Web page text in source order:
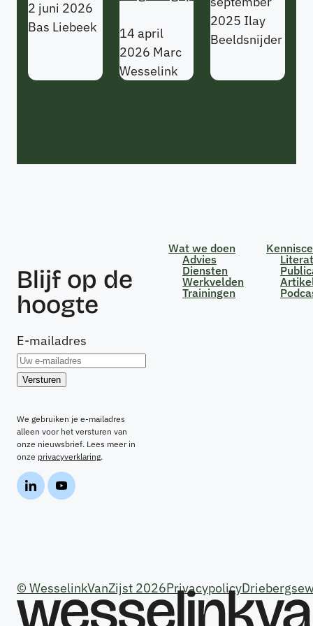
2 juni 2026
Bas Liebeek
14 april
2026 Marc
Wesselink
2025 Ilay
Beeldsnijder
Blijf op de
hoogte
E-mailadres
We gebruiken je e-mailadres
alleen voor het versturen van
onze nieuwsbrief. Lees meer in
onze privacyverklaring.
Wat we doen
Advies
Diensten
Werkvelden
Trainingen
© WesselinkVanZijst 2026Privacypolicy